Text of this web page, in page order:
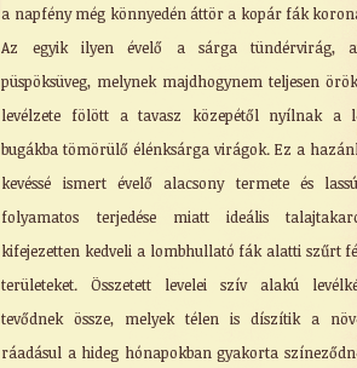
a napfény még könnyedén áttör a kopár fák
Az egyik ilyen évelő a sárga tündérvirág,
püspöksüveg, melynek majdhogynem teljesen
levélzete fölött a tavasz közepétől nyílnak a
bugákba tömörülő élénksárga virágok. Ez a
kevéssé ismert évelő alacsony termete és
folyamatos terjedése miatt ideális
kifejezetten kedveli a lombhullató fák alatti szűrt
területeket. Összetett levelei szív alakú
tevődnek össze, melyek télen is díszítik a
ráadásul a hideg hónapokban gyakorta